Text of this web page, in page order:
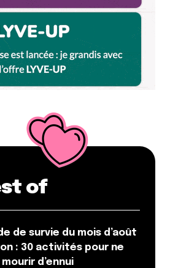
of
de survie du mois d’août
: 30 activités pour ne
d’ennui